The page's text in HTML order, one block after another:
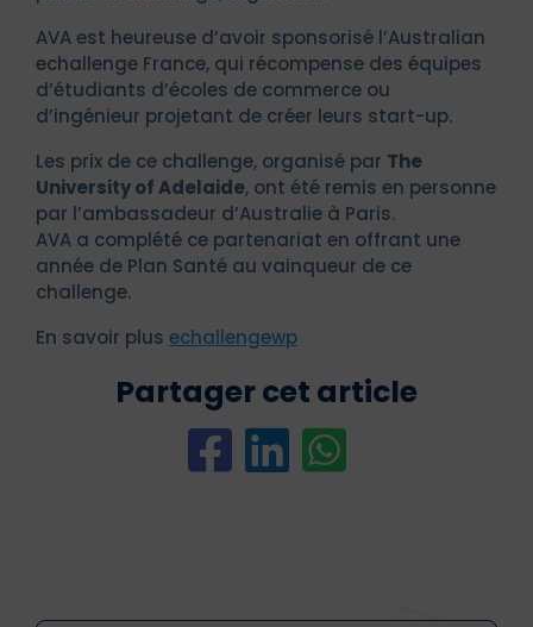
AVA est heureuse d’avoir sponsorisé l’Australian
echallenge France, qui récompense des équipes
d’étudiants d’écoles de commerce ou
d’ingénieur projetant de créer leurs start-up.
Les prix de ce challenge, organisé par The
University of Adelaide, ont été remis en personne
par l’ambassadeur d’Australie à Paris.
AVA a complété ce partenariat en offrant une
année de Plan Santé au vainqueur de ce
challenge.
En savoir plus echallengewp
Partager cet article